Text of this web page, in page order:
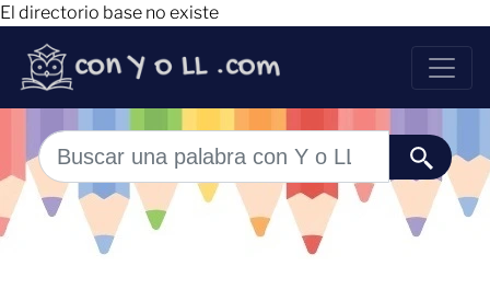
El directorio base no existe